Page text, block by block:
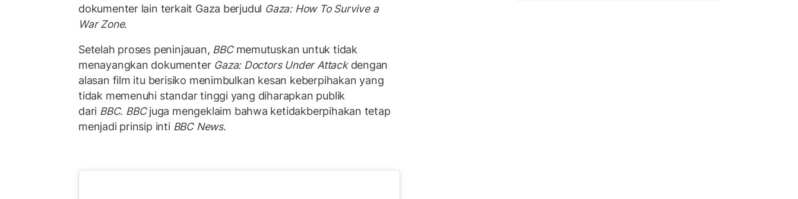
dokumenter lain terkait Gaza berjudul Gaza: How To Survive a
War Zone.
Setelah proses peninjauan, BBCmemutuskan untuk tidak
menayangkan dokumenter Gaza: Doctors Under Attackdengan
alasan film itu berisiko menimbulkan kesan keberpihakan yang
tidak memenuhi standar tinggi yang diharapkan publik
dari BBC. BBCjuga mengeklaim bahwa ketidakberpihakan tetap
menjadi prinsip inti BBC News.